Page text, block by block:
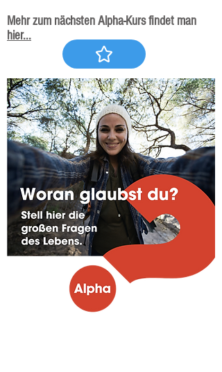
Mehr zum nächstenAlpha-Kurs findet man
hier...